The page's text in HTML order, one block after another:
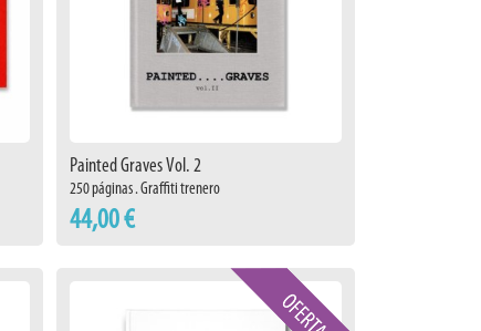
Painted Graves Vol. 2
250 páginas . Graffiti trenero
44,00 €